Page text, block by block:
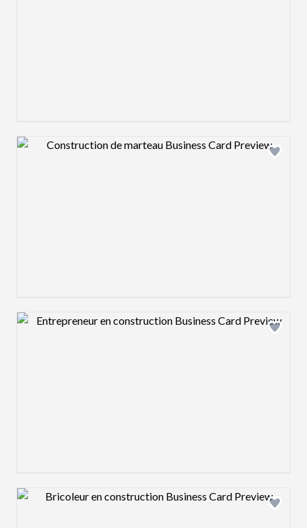
Design preview image
Design preview image
Design preview image